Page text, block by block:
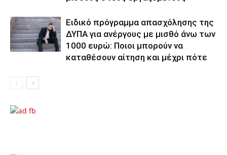
Ειδικό πρόγραμμα απασχόλησης της
ΔΥΠΑ για ανέργους με μισθό άνω των
1000 ευρώ: Ποιοι μπορούν να
καταθέσουν αίτηση και μέχρι πότε